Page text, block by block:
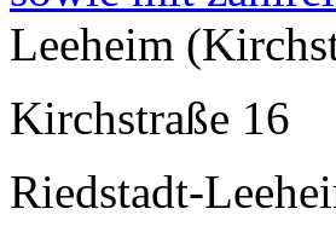
Leeheim
Kirchstraße 16
Riedstadt-